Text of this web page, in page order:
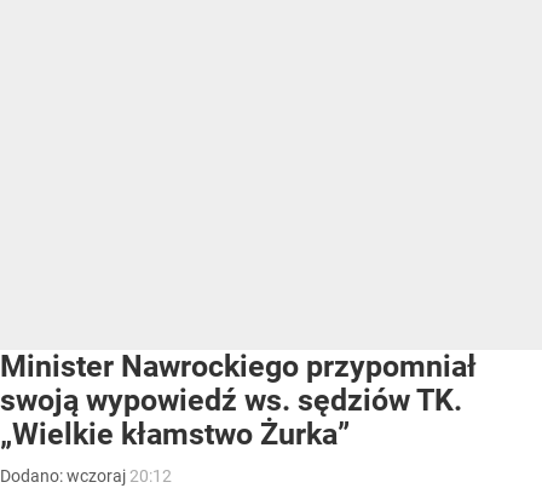
Minister Nawrockiego przypomniał
swoją wypowiedź ws. sędziów TK.
„Wielkie kłamstwo Żurka”
Dodano:wczoraj 20:12